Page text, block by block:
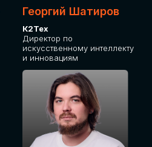
Георгий Шатиров
К2Тех
Директор по
искусственному интеллекту
и инновациям